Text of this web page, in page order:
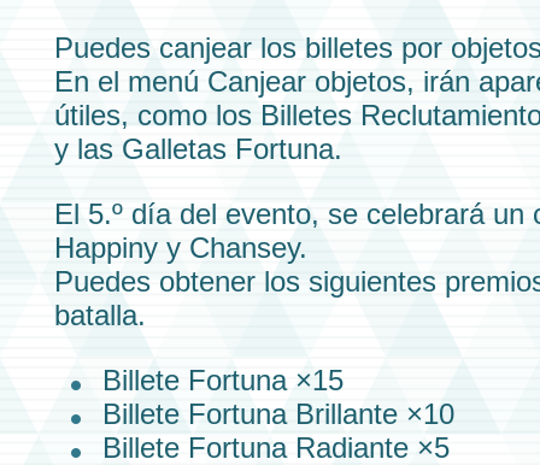
Puedes canjear losbilletespor
En el menú Canjear objetos, irán
útiles, como los Billetes
y las Galletas Fortuna.
El 5.º día del evento, se celebrará un
Happinyy Chansey.
Puedes obtener los siguientes
batalla.
Billete Fortuna ×15
Billete Fortuna Brillante ×10
Billete Fortuna Radiante ×5